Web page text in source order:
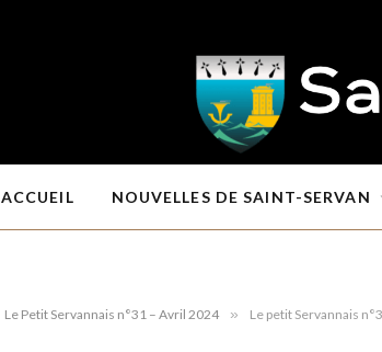
ACCUEIL NOUVELLES DE SAINT-SERVAN
Le Petit Servannais n°31 – Avril 2024 » Le petit Servannais